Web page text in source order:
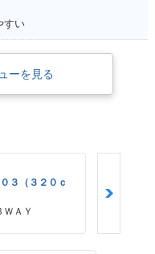
すい
ーを見る
３（３２０ｃ
ＷＡＹ